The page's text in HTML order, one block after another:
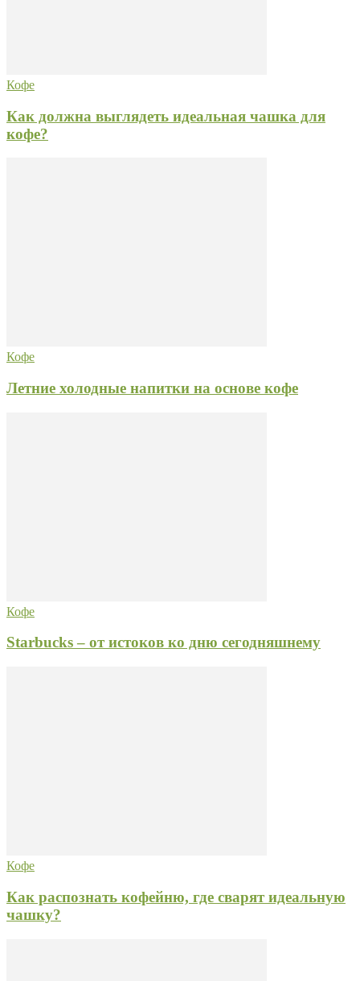
Кофе
Как должна выглядеть идеальная чашка для
кофе?
Кофе
Летние холодные напитки на основе кофе
Кофе
Starbucks – от истоков ко дню сегодняшнему
Кофе
Как распознать кофейню, где сварят идеальную
чашку?